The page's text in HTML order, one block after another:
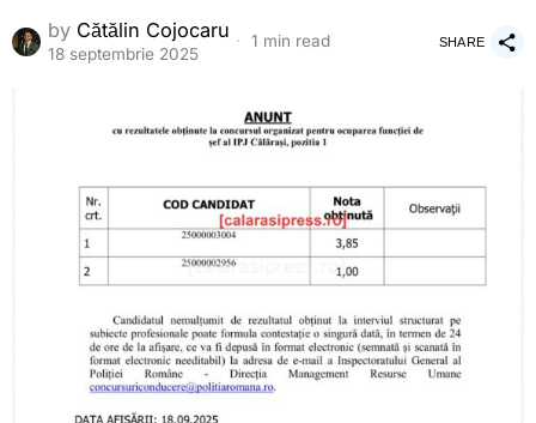
by Cătălin Cojocaru
18 septembrie 2025
1 min read SHARE